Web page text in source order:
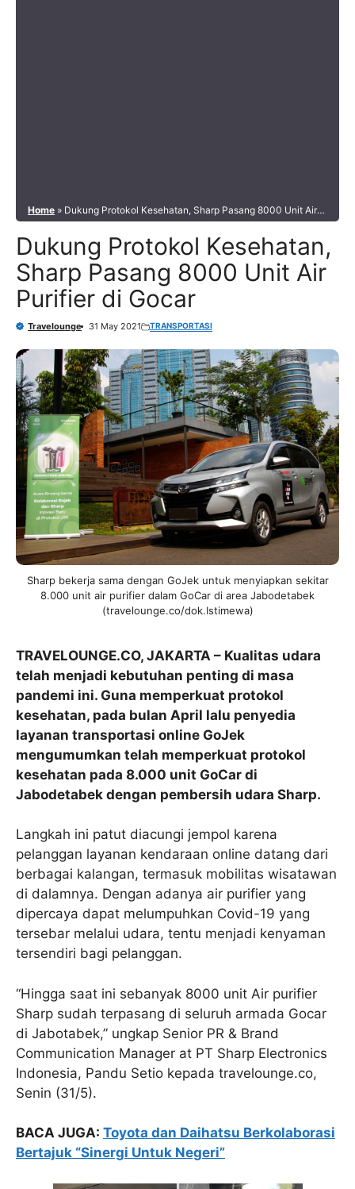
Home » Dukung Protokol Kesehatan, Sharp Pasang 8000 Unit Air
Purifier di Gocar
Dukung Protokol Kesehatan,
Sharp Pasang 8000 Unit Air
Purifier di Gocar
Travelounge 31 May 2021 TRANSPORTASI
Sharp bekerja sama dengan GoJek untuk menyiapkan sekitar
8.000 unit air purifier dalam GoCar di area Jabodetabek
(travelounge.co/dok.Istimewa)
TRAVELOUNGE.CO, JAKARTA – Kualitas udara
telah menjadi kebutuhan penting di masa
pandemi ini. Guna memperkuat protokol
kesehatan, pada bulan April lalu penyedia
layanan transportasi online GoJek
mengumumkan telah memperkuat protokol
kesehatan pada 8.000 unit GoCar di
Jabodetabek dengan pembersih udara Sharp.
Langkah ini patut diacungi jempol karena
pelanggan layanan kendaraan online datang dari
berbagai kalangan, termasuk mobilitas wisatawan
di dalamnya. Dengan adanya air purifier yang
dipercaya dapat melumpuhkan Covid-19 yang
tersebar melalui udara, tentu menjadi kenyaman
tersendiri bagi pelanggan.
“Hingga saat ini sebanyak 8000 unit Air purifier
Sharp sudah terpasang di seluruh armada Gocar
di Jabotabek,” ungkap Senior PR & Brand
Communication Manager at PT Sharp Electronics
Indonesia, Pandu Setio kepada travelounge.co,
Senin (31/5).
BACA JUGA: Toyota dan Daihatsu Berkolaborasi
Bertajuk “Sinergi Untuk Negeri”